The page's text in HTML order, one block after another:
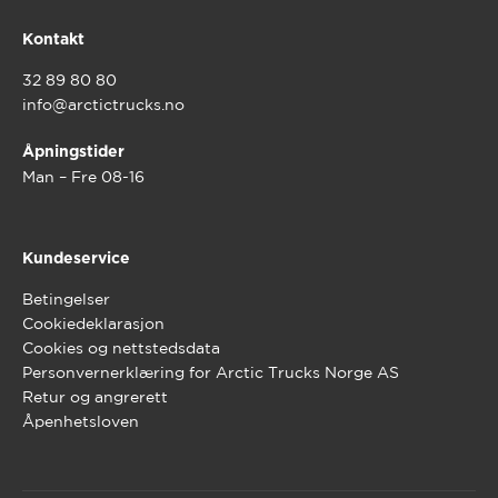
Kontakt
32 89 80 80
info@arctictrucks.no
Åpningstider
Man – Fre 08-16
Kundeservice
Betingelser
Cookiedeklarasjon
Cookies og nettstedsdata
Personvernerklæring for Arctic Trucks Norge AS
Retur og angrerett
Åpenhetsloven